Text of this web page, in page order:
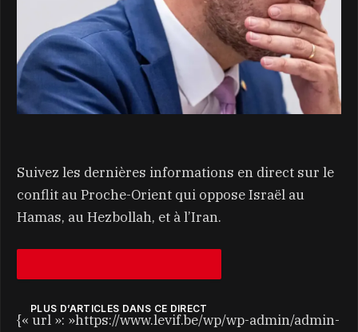
Suivez les dernières informations en direct sur le
conflit au Proche-Orient qui oppose Israël au
Hamas, au Hezbollah, et à l’Iran.
PLUS D’ARTICLES DANS CE DIRECT
{« url »: »https://www.levif.be/wp/wp-admin/admin-